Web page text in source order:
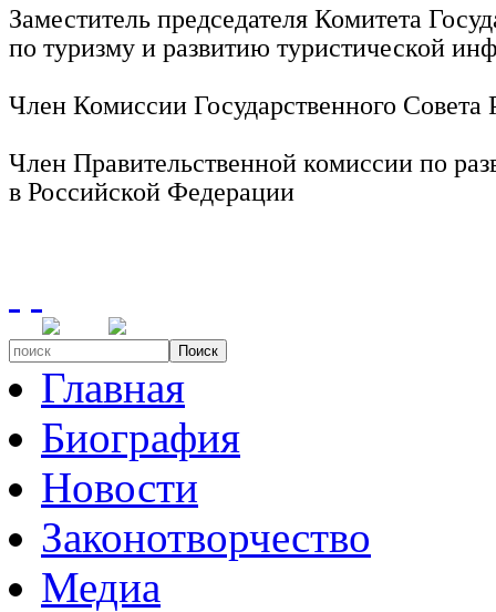
Заместитель председателя Комитета
по туризму и развитию туристической
Член Комиссии Государственного
Член Правительственной комиссии по
в Российской Федерации
Поиск
Главная
Биография
Новости
Законотворчество
Медиа